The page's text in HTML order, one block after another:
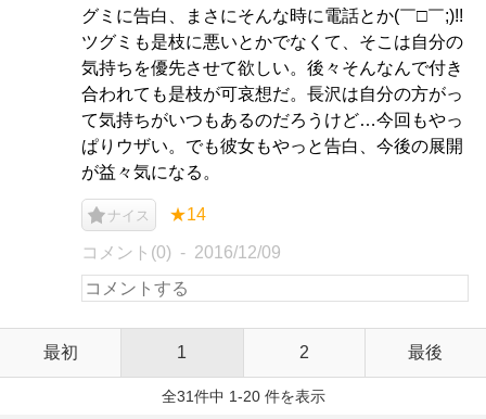
グミに告白、まさにそんな時に電話とか(￣□￣;)!!
ツグミも是枝に悪いとかでなくて、そこは自分の
気持ちを優先させて欲しい。後々そんなんで付き
合われても是枝が可哀想だ。長沢は自分の方がっ
て気持ちがいつもあるのだろうけど…今回もやっ
ぱりウザい。でも彼女もやっと告白、今後の展開
が益々気になる。
ナイス ★14
コメント(0) 2016/12/09
最初 1 2 最後
全31件中 1-20 件を表示